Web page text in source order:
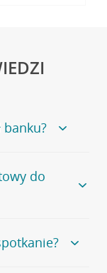
banku?
na
się
do
numeru